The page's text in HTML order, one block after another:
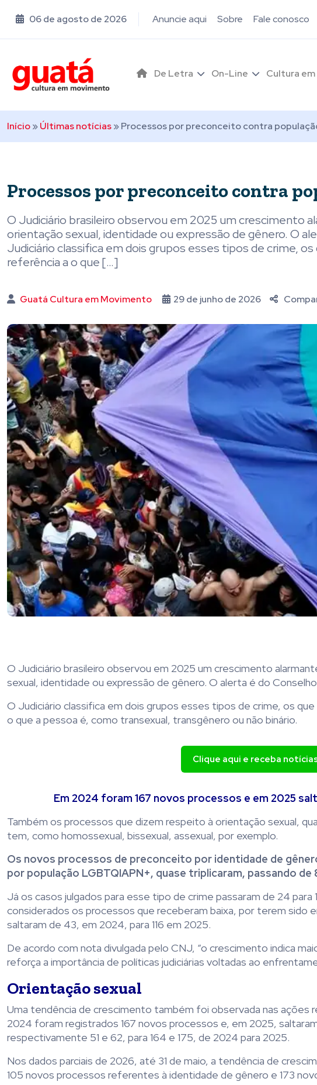
06 de agosto de 2026 Anuncie aqui Sobre Fale conosco
De Letra On-Line Cultura
Início»Últimas notícias»Processos por preconceito contra
Processos por preconceito contra
O Judiciário brasileiro observou em 2025 um crescimento
orientação sexual, identidade ou expressão de gênero. O
Judiciário classifica em dois grupos esses tipos de crime,
referência a o que […]
Guatá Cultura em Movimento 29 de junho de 2026
O Judiciário brasileiro observou em 2025 um crescimento
sexual, identidade ou expressão de gênero. O alerta é do
O Judiciário classifica em dois grupos esses tipos de crime, os
o que a pessoa é, como transexual, transgênero ou não binário.
Clique aqui e receba
Em 2024 foram 167 novos processos e em 2025
Também os processos que dizem respeito à orientação sexual,
tem, como homossexual, bissexual, assexual, por exemplo.
Os novos processos de preconceito por identidade de
por população LGBTQIAPN+, quase triplicaram, passando de
Já os casos julgados para esse tipo de crime passaram de 24
considerados os processos que receberam baixa, por terem sido
saltaram de 43, em 2024, para 116 em 2025.
De acordo com nota divulgada pelo CNJ, “o crescimento indica
reforça a importância de políticas judiciárias voltadas ao
Orientação sexual
Uma tendência de crescimento também foi observada nas ações
2024 foram registrados 167 novos processos e, em 2025,
respectivamente 51 e 62, para 164 e 175, de 2024 para 2025.
Nos dados parciais de 2026, até 31 de maio, a tendência de
105 novos processos referentes à identidade de gênero e 173